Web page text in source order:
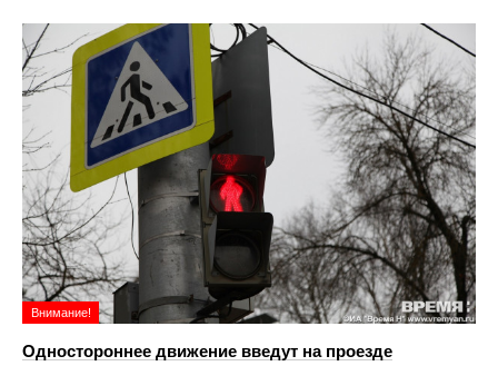
Внимание!
Одностороннее движение введут на проезде